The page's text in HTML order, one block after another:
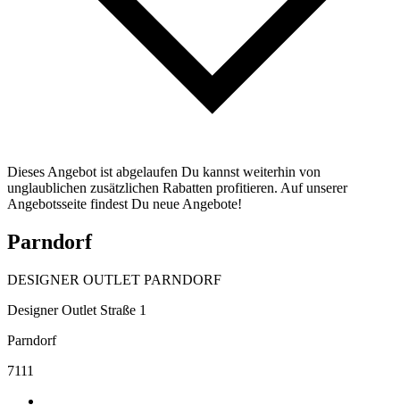
Dieses Angebot ist abgelaufen Du kannst weiterhin von
unglaublichen zusätzlichen Rabatten profitieren. Auf unserer
Angebotsseite findest Du neue Angebote!
Parndorf
DESIGNER OUTLET PARNDORF
Designer Outlet Straße 1
Parndorf
7111